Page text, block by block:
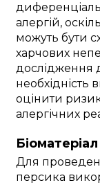
алергій,
можуть бути
харчових
дослідження
необхідність
оцінити
алергічних
Для
персика